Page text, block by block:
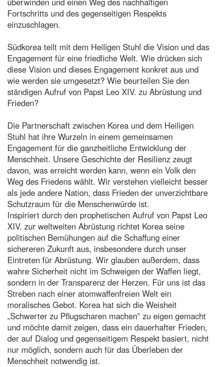
Fortschritts und des gegenseitigen Respekts
einzuschlagen.
Südkorea teilt mit dem Heiligen Stuhl die Vision und das
Engagement für eine friedliche Welt. Wie drücken sich
diese Vision und dieses Engagement konkret aus und
wie werden sie umgesetzt? Wie beurteilen Sie den
ständigen Aufruf von Papst Leo XIV. zu Abrüstung und
Frieden?
Die Partnerschaft zwischen Korea und dem Heiligen
Stuhl hat ihre Wurzeln in einem gemeinsamen
Engagement für die ganzheitliche Entwicklung der
Menschheit. Unsere Geschichte der Resilienz zeugt
davon, was erreicht werden kann, wenn ein Volk den
Weg des Friedens wählt. Wir verstehen vielleicht besser
als jede andere Nation, dass Frieden der unverzichtbare
Schutzraum für die Menschenwürde ist.
Inspiriert durch den prophetischen Aufruf von Papst Leo
XIV. zur weltweiten Abrüstung richtet Korea seine
politischen Bemühungen auf die Schaffung einer
sichereren Zukunft aus, insbesondere durch unser
Eintreten für Abrüstung. Wir glauben außerdem, dass
wahre Sicherheit nicht im Schweigen der Waffen liegt,
sondern in der Transparenz der Herzen. Für uns ist das
Streben nach einer atomwaffenfreien Welt ein
moralisches Gebot. Korea hat sich die Weisheit
„Schwerter zu Pflugscharen machen” zu eigen gemacht
und möchte damit zeigen, dass ein dauerhafter Frieden,
der auf Dialog und gegenseitigem Respekt basiert, nicht
nur möglich, sondern auch für das Überleben der
Menschheit notwendig ist.